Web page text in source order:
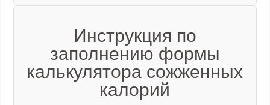
Инструкция по
заполнению формы
калькулятора сожженных
калорий